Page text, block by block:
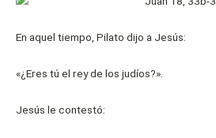
En aquel tiempo, Pilato dijo a Jesús:
«¿Eres tú el rey de los judíos?».
Jesús le contestó: